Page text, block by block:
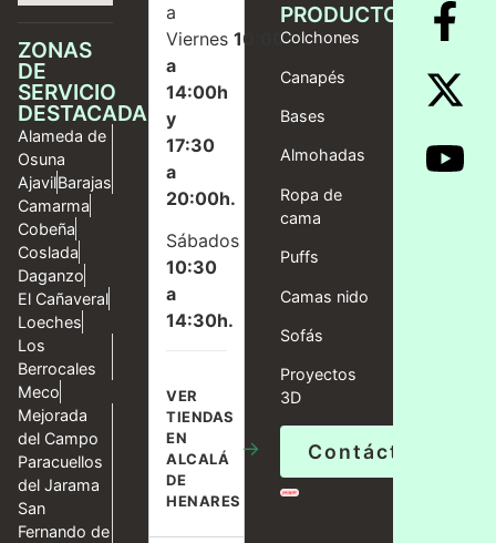
ZONAS
DE
SERVICIO
DESTACADAS
Alameda de
Osuna
AjavilBarajas
Camarma
Cobeña
Coslada
Daganzo
El Cañaveral
Loeches
Los
Berrocales
Meco
Mejorada
del Campo
Paracuellos
del Jarama
San
Fernando de
a
Viernes10:00
a
14:00h
y
17:30
a
20:00h.
Sábados
10:30
a
14:30h.
VER
TIENDAS
EN
ALCALÁ
DE
HENARES
→
PRODUCTOS
Colchones
Canapés
Bases
Almohadas
Ropa de
cama
Puffs
Camas nido
Sofás
Proyectos
3D
Contáctanos